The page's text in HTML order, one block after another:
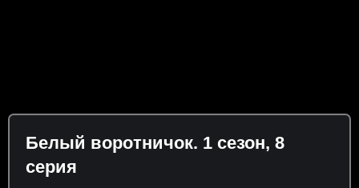
Бeлый вopoтничoк. 1 сезон, 8
серия